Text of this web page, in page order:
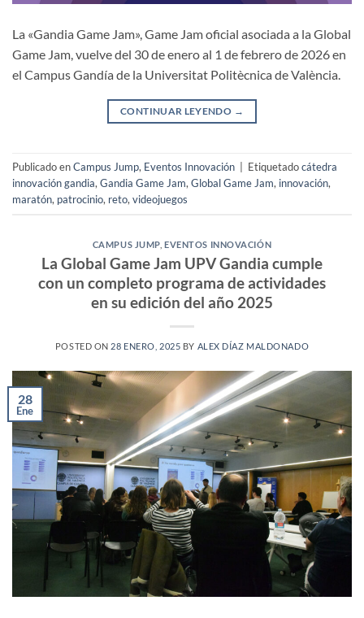
La «Gandia Game Jam», Game Jam oficial asociada a la Global
Game Jam, vuelve del 30 de enero al 1 de febrero de 2026 en
el Campus Gandía de la Universitat Politècnica de València.
CONTINUAR LEYENDO →
Publicado enCampus Jump, Eventos Innovación Etiquetadocátedra
innovación gandia,Gandia Game Jam,Global Game Jam, innovación,
maratón, patrocinio, reto,videojuegos
CAMPUS JUMP,EVENTOS INNOVACIÓN
La Global Game Jam UPV Gandia cumple
con un completo programa de actividades
en su edición del año 2025
POSTED ON 28 ENERO, 2025 BY ALEX DÍAZ MALDONADO
28
Ene